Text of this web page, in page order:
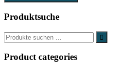
Produktsuche
Product categories